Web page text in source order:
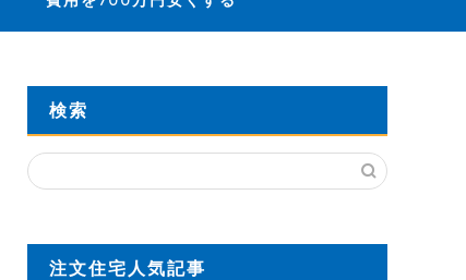
検索
注文住宅人気記事